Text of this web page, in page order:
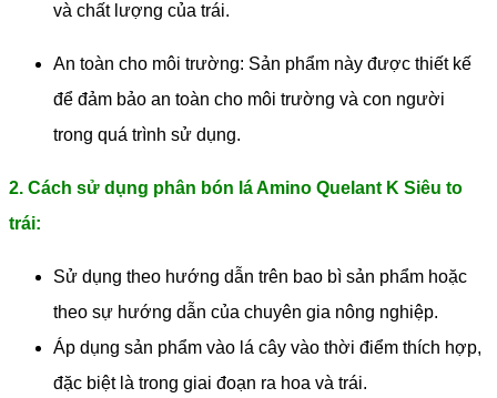
và chất lượng của trái.
An toàn cho môi trường: Sản phẩm này được thiết kế
để đảm bảo an toàn cho môi trường và con người
trong quá trình sử dụng.
2. Cách sử dụng phân bón lá Amino Quelant K Siêu to
trái:
Sử dụng theo hướng dẫn trên bao bì sản phẩm hoặc
theo sự hướng dẫn của chuyên gia nông nghiệp.
Áp dụng sản phẩm vào lá cây vào thời điểm thích hợp,
đặc biệt là trong giai đoạn ra hoa và trái.